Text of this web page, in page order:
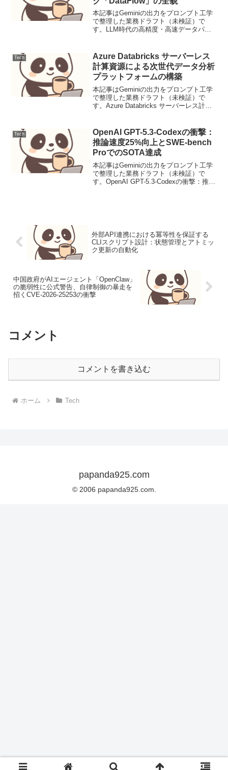
本記事はGeminiの出力をプロンプト工学
で整理した業務ドラフト（未検証）で
す。LLM時代の高精度・高速データパイ
の性能を決定づけるデータ準備を宣言的
プログラムとし...
Tech
Azure Databricks サーバーレス
計算資源による次世代データ分析
プラットフォームの構築
本記事はGeminiの出力をプロンプト工学
で整理した業務ドラフト（未検証）で
す。Azure Databricks サーバーレス計算
管理のオーバーヘッドを解消し、迅速な
ス...
Tech
OpenAI GPT-5.3-Codexの衝撃：
推論速度25%向上とSWE-bench
ProでのSOTA達成
本記事はGeminiの出力をプロンプト工学
で整理した業務ドラフト（未検証）で
す。OpenAI GPT-5.3-Codexの衝撃：推論
外部API連携における冪等性を保証する
CLIスクリプト設計：状態管理とアトミッ
ク更新の自動化
中国政府がAIエージェント「OpenClaw」
の脆弱性に公式警告、自律制御の暴走を
招くCVE-2026-25253の衝撃
コメント
コメントを書き込む
ホーム Tech
papanda925.com
© 2006 papanda925.com.